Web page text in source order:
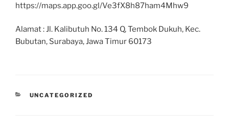
https://maps.app.goo.gl/Ve3fX8h87ham4Mhw9
Alamat : Jl. Kalibutuh No. 134 Q, Tembok Dukuh, Kec.
Bubutan, Surabaya, Jawa Timur 60173
UNCATEGORIZED